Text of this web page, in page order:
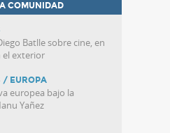
COMUNIDAD
Batlle sobre cine, en
el exterior
/ EUROPA
europea bajo la
Yañez